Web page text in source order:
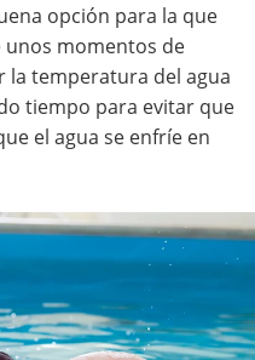
opción para la que
momentos de
temperatura del agua
tiempo para evitar que
el agua se enfríe en